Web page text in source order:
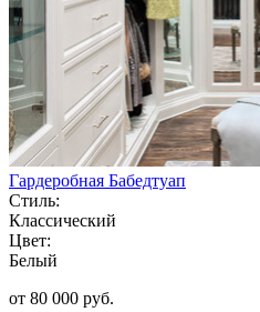
Гардеробная Бабедтуап
Стиль:
Классический
Цвет:
Белый
от 80 000 руб.